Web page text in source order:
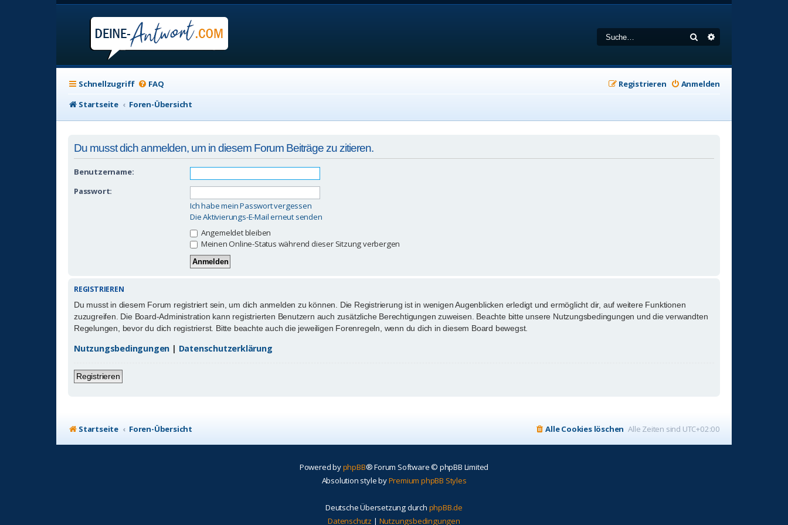
Suche
Schnellzugriff FAQ Anmelden
Registrieren
Startseite
Foren-Übersicht
Du musst dich anmelden, um in diesem Forum Beiträge zu zitieren.
Benutzername:
Passwort:
Ich habe mein Passwort vergessen
Die Aktivierungs-E-Mail erneut senden
Angemeldet bleiben
Meinen Online-Status während dieser Sitzung verbergen
REGISTRIEREN
Du musst in diesem Forum registriert sein, um dich anmelden zu können. Die Registrierung ist in wenigen Augenblicken erledigt und ermöglicht dir, auf weitere Funktionen
zuzugreifen. Die Board-Administration kann registrierten Benutzern auch zusätzliche Berechtigungen zuweisen. Beachte bitte unsere Nutzungsbedingungen und die verwandten
Regelungen, bevor du dich registrierst. Bitte beachte auch die jeweiligen Forenregeln, wenn du dich in diesem Board bewegst.
Nutzungsbedingungen | Datenschutzerklärung
Registrieren
Startseite Foren-Übersicht Alle Zeiten sind UTC+02:00
Alle Cookies löschen
Powered byphpBB® Forum Software © phpBB Limited
Absolution style byPremium phpBB Styles
Deutsche Übersetzung durch phpBB.de
Datenschutz | Nutzungsbedingungen